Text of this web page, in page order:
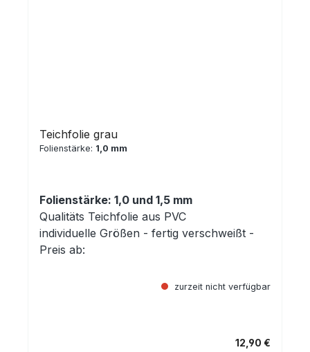
Teichfolie grau
Folienstärke: 1,0 mm
Folienstärke: 1,0 und 1,5 mm
Qualitäts Teichfolie aus PVC
individuelle Größen - fertig verschweißt -
Preis ab:
zurzeit nicht verfügbar
12,90 €